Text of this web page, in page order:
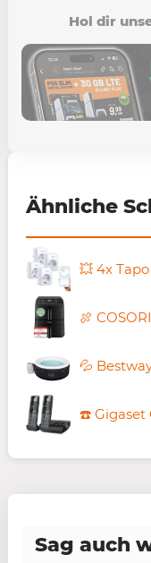
Hol dir
Ähnliche
Sag auch